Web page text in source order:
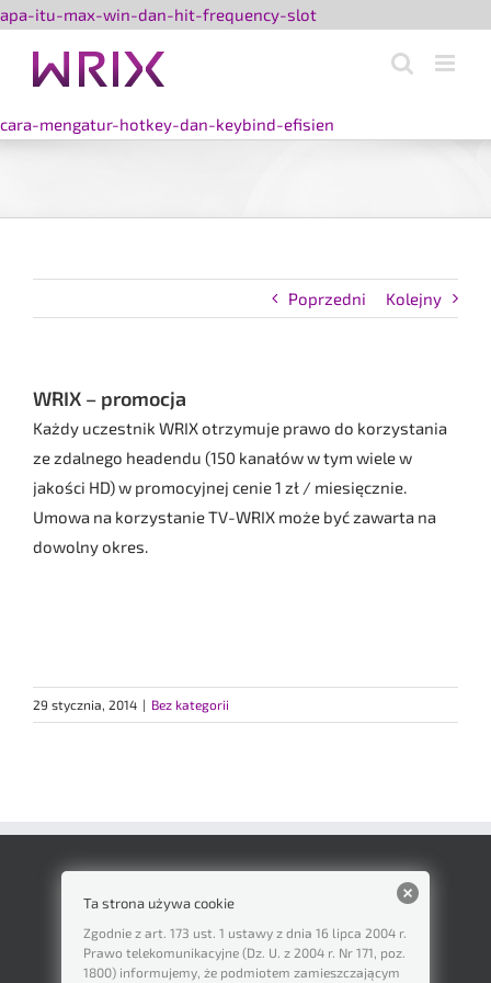
apa-itu-max-win-dan-hit-frequency-slotPrzejdź
zawartości
cara-mengatur-hotkey-dan-keybind-efisien
Poprzedni Kolejny
WRIX – promocja
Każdy uczestnik WRIX otrzymuje prawo do korzystania
ze zdalnego headendu (150 kanałów w tym wiele w
jakości HD) w promocyjnej cenie 1 zł / miesięcznie.
Umowa na korzystanie TV-WRIX może być zawarta na
dowolny okres.
29 stycznia, 2014 | Bez kategorii
Ta strona używa cookie
Zgodnie z art. 173 ust. 1 ustawy z dnia 16 lipca 2004 r.
Prawo telekomunikacyjne (Dz. U. z 2004 r. Nr 171, poz.
1800) informujemy, że podmiotem zamieszczającym